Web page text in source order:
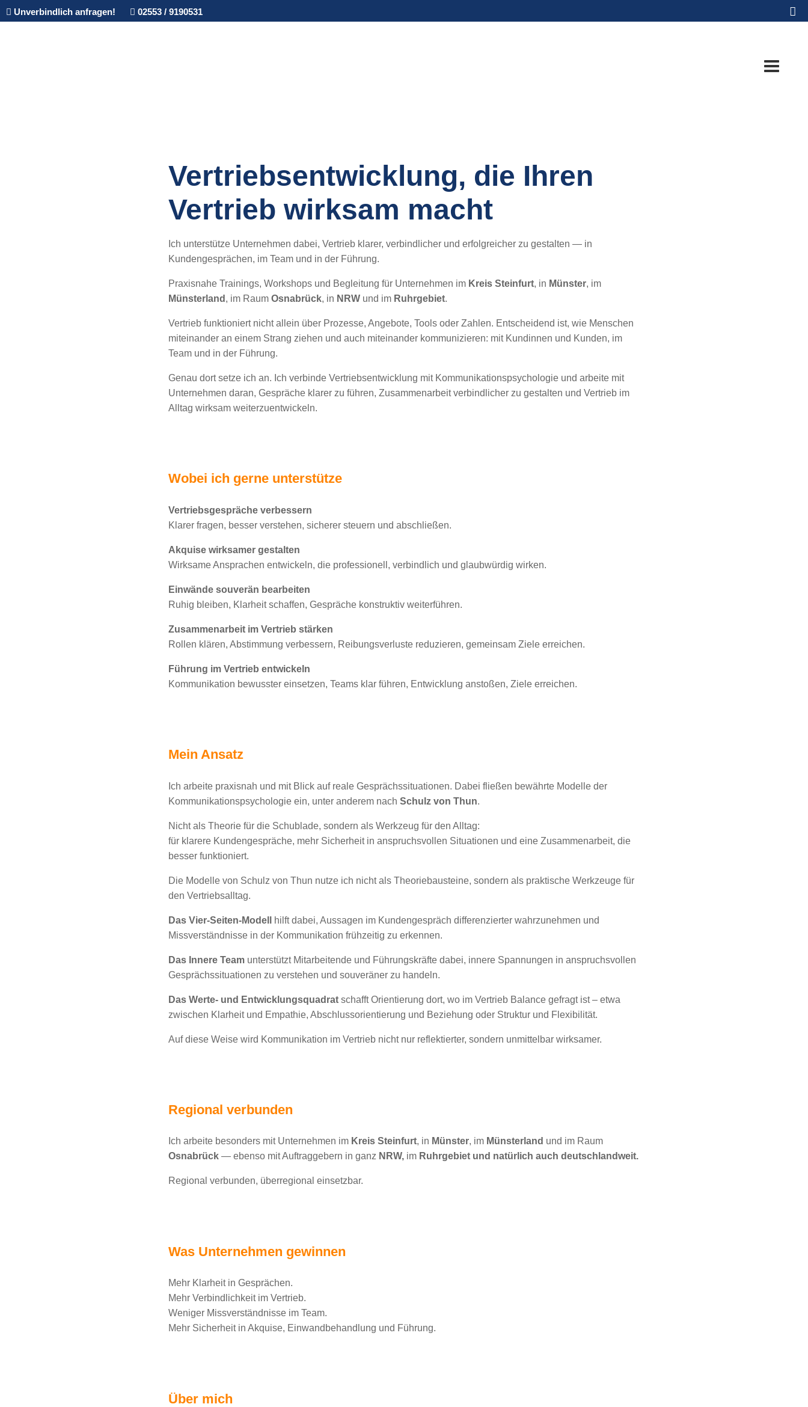
Unverbindlich anfragen! 02553 / 9190531
Vertriebsentwicklung
Vertriebsentwicklung, die Ihren
Vertrieb wirksam macht
Ich unterstütze Unternehmen dabei, Vertrieb klarer, verbindlicher und erfolgreicher zu gestalten — in
Kundengesprächen, im Team und in der Führung.
Praxisnahe Trainings, Workshops und Begleitung für Unternehmen im Kreis Steinfurt, in Münster, im
Münsterland , im Raum Osnabrück, in NRW und im Ruhrgebiet.
Vertrieb funktioniert nicht allein über Prozesse, Angebote, Tools oder Zahlen. Entscheidend ist, wie Menschen
miteinander an einem Strang ziehen und auch miteinander kommunizieren: mit Kundinnen und Kunden, im
Team und in der Führung.
Genau dort setze ich an. Ich verbinde Vertriebsentwicklung mit Kommunikationspsychologie und arbeite mit
Unternehmen daran, Gespräche klarer zu führen, Zusammenarbeit verbindlicher zu gestalten und Vertrieb im
Alltag wirksam weiterzuentwickeln.
Wobei ich gerne unterstütze
Vertriebsgespräche verbessern
Klarer fragen, besser verstehen, sicherer steuern und abschließen.
Akquise wirksamer gestalten
Wirksame Ansprachen entwickeln, die professionell, verbindlich und glaubwürdig wirken.
Einwände souverän bearbeiten
Ruhig bleiben, Klarheit schaffen, Gespräche konstruktiv weiterführen.
Zusammenarbeit im Vertrieb stärken
Rollen klären, Abstimmung verbessern, Reibungsverluste reduzieren, gemeinsam Ziele erreichen.
Führung im Vertrieb entwickeln
Kommunikation bewusster einsetzen, Teams klar führen, Entwicklung anstoßen, Ziele erreichen.
Mein Ansatz
Ich arbeite praxisnah und mit Blick auf reale Gesprächssituationen. Dabei fließen bewährte Modelle der
Kommunikationspsychologie ein, unter anderem nach Schulz von Thun.
Nicht als Theorie für die Schublade, sondern als Werkzeug für den Alltag:
für klarere Kundengespräche, mehr Sicherheit in anspruchsvollen Situationen und eine Zusammenarbeit, die
besser funktioniert.
Die Modelle von Schulz von Thun nutze ich nicht als Theoriebausteine, sondern als praktische Werkzeuge für
den Vertriebsalltag.
Das Vier-Seiten-Modell
hilft dabei, Aussagen im Kundengespräch differenzierter wahrzunehmen und
Missverständnisse in der Kommunikation frühzeitig zu erkennen.
Das Innere Team unterstützt Mitarbeitende und Führungskräfte dabei, innere Spannungen in anspruchsvollen
Gesprächssituationen zu verstehen und souveräner zu handeln.
Das Werte- und Entwicklungsquadrat schafft Orientierung dort, wo im Vertrieb Balance gefragt ist – etwa
zwischen Klarheit und Empathie, Abschlussorientierung und Beziehung oder Struktur und Flexibilität.
Auf diese Weise wird Kommunikation im Vertrieb nicht nur reflektierter, sondern unmittelbar wirksamer.
Regional verbunden
Ich arbeite besonders mit Unternehmen im Kreis Steinfurt, in Münster, im Münsterland und im Raum
Osnabrück — ebenso mit Auftraggebern in ganz NRW, im Ruhrgebiet und natürlich auch deutschlandweit.
Regional verbunden, überregional einsetzbar.
Was Unternehmen gewinnen
Mehr Klarheit in Gesprächen.
Mehr Verbindlichkeit im Vertrieb.
Weniger Missverständnisse im Team.
Mehr Sicherheit in Akquise, Einwandbehandlung und Führung.
Über mich